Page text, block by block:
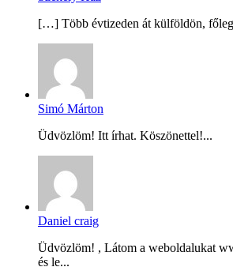
[…] Több évtizeden át külföldön,
Simó Márton
Üdvözlöm! Itt írhat. Köszönettel!...
Daniel craig
Üdvözlöm! , Látom a weboldalukat
és le...